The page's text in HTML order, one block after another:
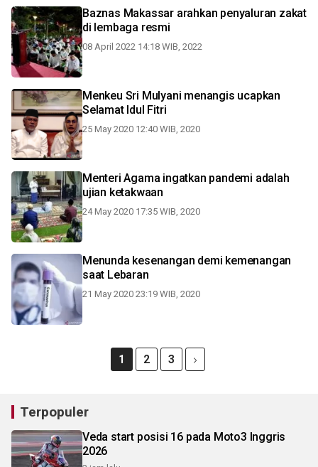
Baznas Makassar arahkan penyaluran zakat
di lembaga resmi
08 April 2022 14:18 WIB, 2022
Menkeu Sri Mulyani menangis ucapkan
Selamat Idul Fitri
25 May 2020 12:40 WIB, 2020
Menteri Agama ingatkan pandemi adalah
ujian ketakwaan
24 May 2020 17:35 WIB, 2020
Menunda kesenangan demi kemenangan
saat Lebaran
21 May 2020 23:19 WIB, 2020
1 2 3
Terpopuler
Veda start posisi 16 pada Moto3 Inggris
2026